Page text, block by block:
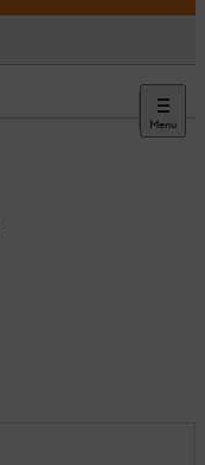
Menu